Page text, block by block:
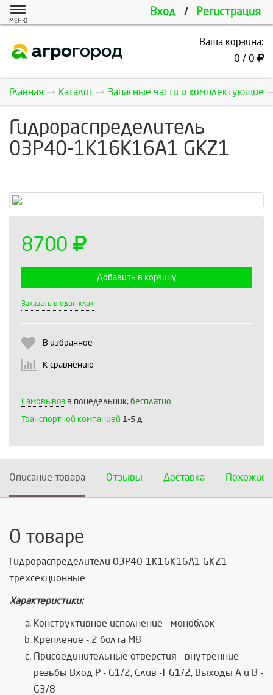
Вход / Регистрация
МЕНЮ
Ваша корзина:
0 / 0
Главная Каталог Запасные части и комплектующие
Гидрoраспределитель
03Р40-1К16К16А1 GKZ1
8700
Добавить в корзину
Заказать в один клик
В избранное
К сравнению
Самовывоз в понедельник, бесплатно
Транспортной компанией 1-5 д
Описание товара Отзывы Доставка Похожие
О товаре
Гидрoраспределители 03Р40-1К16К16А1 GKZ1
трехсекционные
Характеристики:
Конструктивное исполнение - моноблок
Крепление - 2 болта М8
Присоединительные отверстия - внутренние
резьбы Вход Р - G1/2, Слив -Т G1/2, Выходы А и В -
G3/8